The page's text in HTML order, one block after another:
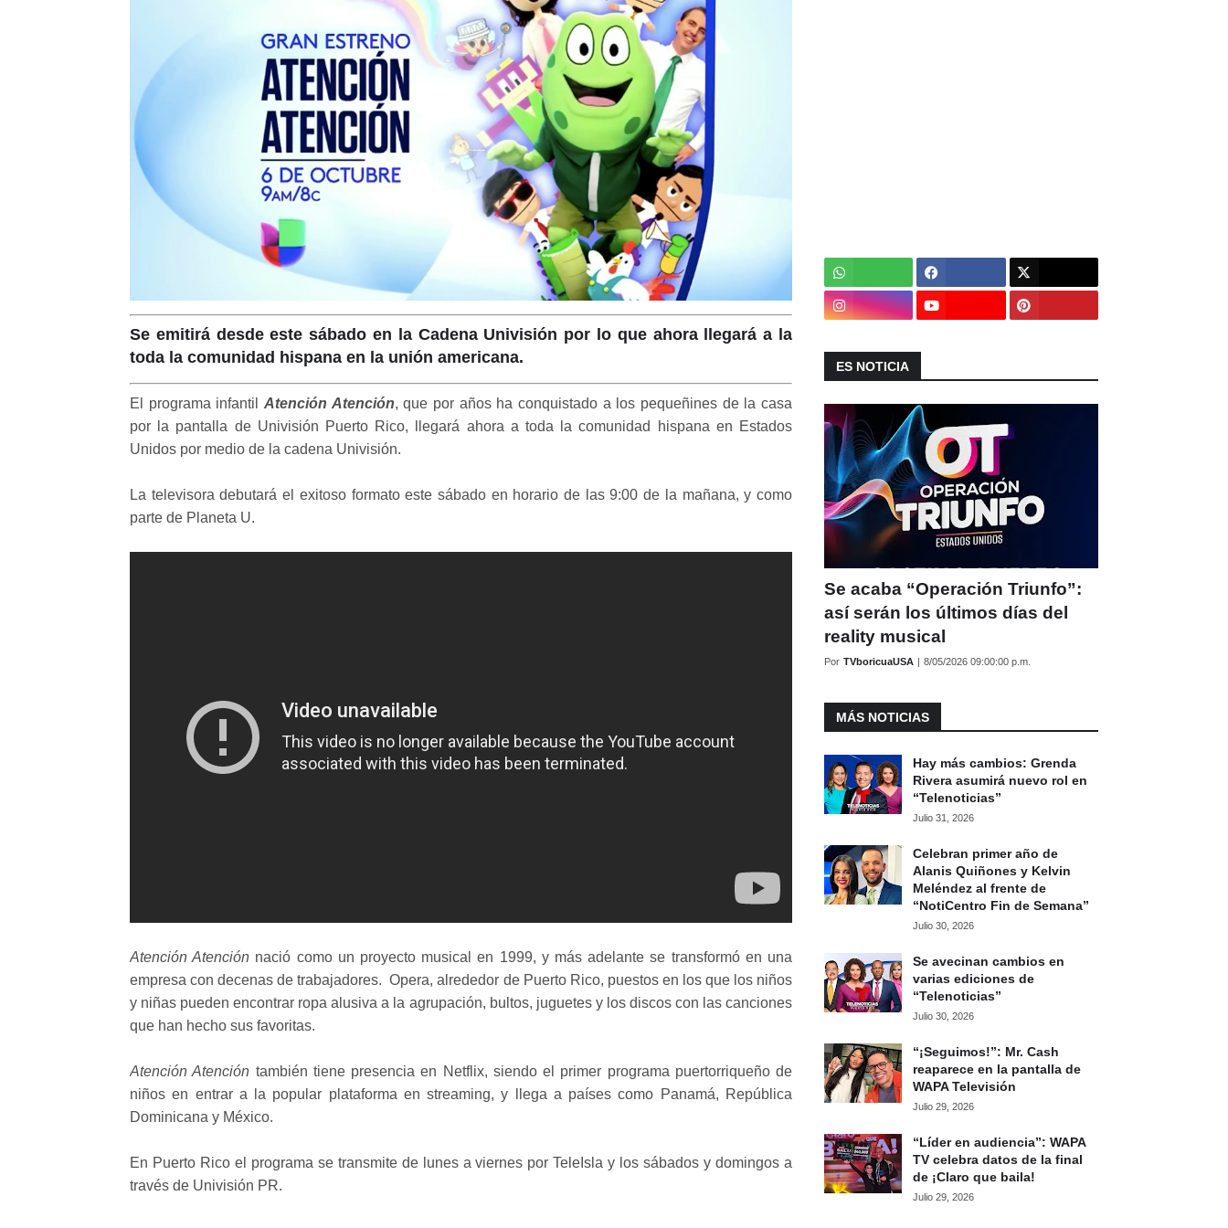
Se emitirá desde este sábado en la Cadena Univisión por lo que ahora llegará a la
toda la comunidad hispana en la unión americana.
El programa infantil Atención Atención, que por años ha conquistado a los pequeñines de la casa
por la pantalla de Univisión Puerto Rico, llegará ahora a toda la comunidad hispana en Estados
Unidos por medio de la cadena Univisión.
La televisora debutará el exitoso formato este sábado en horario de las 9:00 de la mañana, y como
parte de Planeta U.
Atención Atención nació como un proyecto musical en 1999, y más adelante se transformó en una
empresa con decenas de trabajadores. Opera, alrededor de Puerto Rico, puestos en los que los niños
y niñas pueden encontrar ropa alusiva a la agrupación, bultos, juguetes y los discos con las canciones
que han hecho sus favoritas.
Atención Atención también tiene presencia en Netflix, siendo el primer programa puertorriqueño de
niños en entrar a la popular plataforma en streaming, y llega a países como Panamá, República
Dominicana y México.
En Puerto Rico el programa se transmite de lunes a viernes por TeleIsla y los sábados y domingos a
través de Univisión PR.
ES NOTICIA
Se acaba “Operación Triunfo”:
así serán los últimos días del
reality musical
Por TVboricuaUSA | 8/05/2026 09:00:00 p.m.
MÁS NOTICIAS
Hay más cambios: Grenda
Rivera asumirá nuevo rol en
“Telenoticias”
Julio 31, 2026
Celebran primer año de
Alanis Quiñones y Kelvin
Meléndez al frente de
“NotiCentro Fin de Semana”
Julio 30, 2026
Se avecinan cambios en
varias ediciones de
“Telenoticias”
Julio 30, 2026
“¡Seguimos!”: Mr. Cash
reaparece en la pantalla de
WAPA Televisión
Julio 29, 2026
“Líder en audiencia”: WAPA
TV celebra datos de la final
de ¡Claro que baila!
Julio 29, 2026